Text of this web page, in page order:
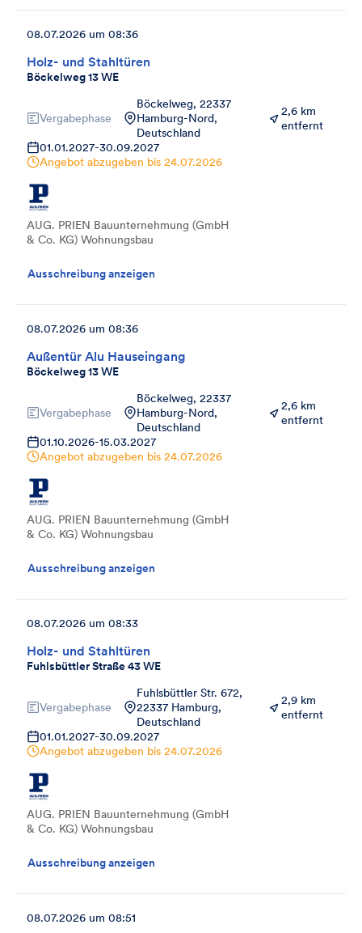
Holz- und Stahltüren
Böckelweg 13 WE
08.07.2026 um 08:36
Vergabephase
Böckelweg, 22337
Hamburg-Nord,
Deutschland
2,6 km
entfernt
01.01.2027-30.09.2027
Angebot abzugeben bis 24.07.2026
AUG. PRIEN Bauunternehmung (GmbH
& Co. KG) Wohnungsbau
Ausschreibung anzeigen
Außentür Alu Hauseingang
Böckelweg 13 WE
08.07.2026 um 08:36
Vergabephase
Böckelweg, 22337
Hamburg-Nord,
Deutschland
2,6 km
entfernt
01.10.2026-15.03.2027
Angebot abzugeben bis 24.07.2026
AUG. PRIEN Bauunternehmung (GmbH
& Co. KG) Wohnungsbau
Ausschreibung anzeigen
Holz- und Stahltüren
Fuhlsbüttler Straße 43 WE
08.07.2026 um 08:33
Vergabephase
Fuhlsbüttler Str. 672,
22337 Hamburg,
Deutschland
2,9 km
entfernt
01.01.2027-30.09.2027
Angebot abzugeben bis 24.07.2026
AUG. PRIEN Bauunternehmung (GmbH
& Co. KG) Wohnungsbau
Ausschreibung anzeigen
08.07.2026 um 08:51